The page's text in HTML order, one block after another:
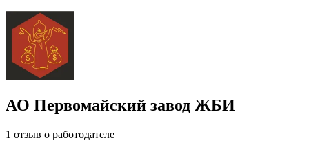
АО Первомайский завод ЖБИ
1 отзыв о работодателе